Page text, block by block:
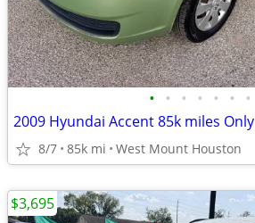
• • • • • • •
2009 Hyundai Accent 85k miles Only
8/7 85k mi West Mount Houston
$3,695